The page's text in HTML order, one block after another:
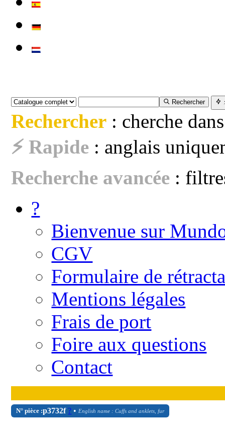
Rechercher
Rechercher : cherche
⚡ Rapide : anglais
Recherche avancée :
?
Bienvenue sur
CGV
Formulaire de
Mentions légales
Frais de port
Foire aux questions
Contact
N° pièce :p3732f ? •English name : Cuffs and anklets, fur